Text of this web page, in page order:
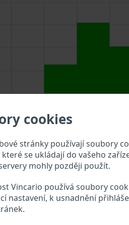
cookies
stránky používají soubory
se ukládají do vašeho
mohly později použít.
Vincario používá soubory
nastavení, k usnadnění
VIN do vyhledávacího